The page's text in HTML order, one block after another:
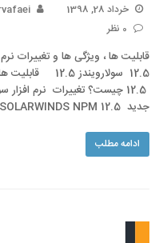
خرداد 28, 1398
0 نظر
12.5
جدید SOLARWINDS NPM 12.5 چیست؟ در مقاله زیر به…
ادامه مطلب